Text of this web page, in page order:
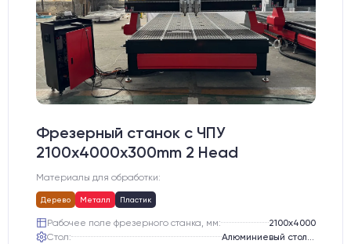
Фрезерный станок с ЧПУ
2100x4000x300mm 2 Head
Материалы для обработки:
Дерево Металл Пластик
Рабочее поле фрезерного станка, мм:
2100х4000
Стол: